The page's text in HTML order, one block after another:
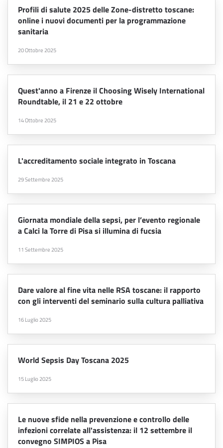
Profili di salute 2025 delle Zone-distretto toscane:
online i nuovi documenti per la programmazione
sanitaria
20 Ottobre 2025
Quest'anno a Firenze il Choosing Wisely International
Roundtable, il 21 e 22 ottobre
14 Ottobre 2025
L'accreditamento sociale integrato in Toscana
29 Settembre 2025
Giornata mondiale della sepsi, per l’evento regionale
a Calci la Torre di Pisa si illumina di fucsia
11 Settembre 2025
Dare valore al fine vita nelle RSA toscane: il rapporto
con gli interventi del seminario sulla cultura palliativa
16 Luglio 2025
World Sepsis Day Toscana 2025
15 Luglio 2025
Le nuove sfide nella prevenzione e controllo delle
infezioni correlate all'assistenza: il 12 settembre il
convegno SIMPIOS a Pisa